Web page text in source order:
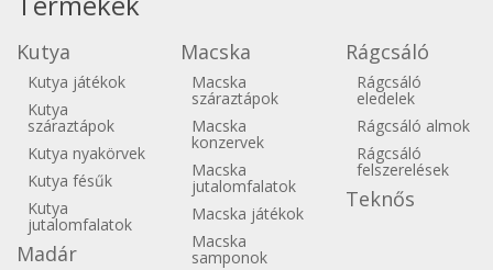
Kutya
Kutya játékok
Kutya
száraztápok
Kutya nyakörvek
Kutya fésűk
Kutya
jutalomfalatok
Madár
Macska
Macska
száraztápok
Macska
konzervek
Macska
jutalomfalatok
Macska játékok
Macska
samponok
Rágcsáló
Rágcsáló
eledelek
Rágcsáló almok
Rágcsáló
felszerelések
Teknős